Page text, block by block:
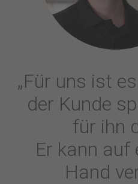
„Für uns ist
der Kunde
für ihn
Er kann auf
Hand